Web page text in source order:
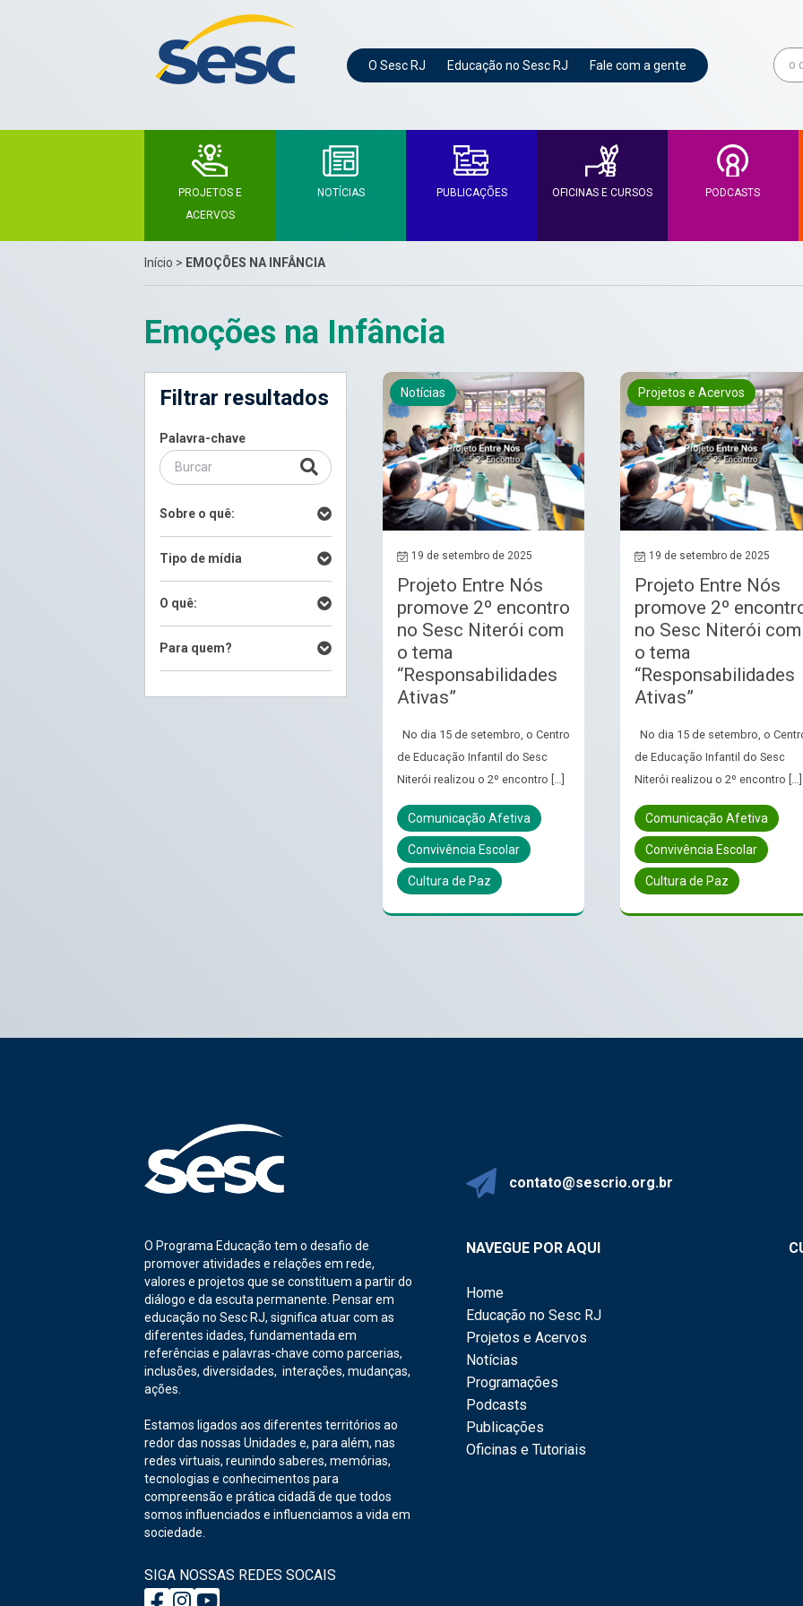
O Sesc RJ Educação no Sesc RJ Fale com a gente
PROJETOS E
ACERVOS
NOTÍCIAS PUBLICAÇÕES OFICINAS E CURSOS PODCASTS
Início > EMOÇÕES NA INFÂNCIA
Emoções na Infância
Filtrar resultados
Palavra-chave
Sobre o quê:
Tipo de mídia
O quê:
Para quem?
Notícias
19 de setembro de 2025
Projeto Entre Nós
promove 2º encontro
no Sesc Niterói com
o tema
“Responsabilidades
Ativas”
No dia 15 de setembro, o Centro
de Educação Infantil do Sesc
Niterói realizou o 2º encontro […]
Comunicação Afetiva
Convivência Escolar
Cultura de Paz
Projetos e Acervos
19 de setembro de 2025
Projeto Entre Nós
promove 2º
no Sesc Niterói com
o tema
“Responsabilidades
Ativas”
No dia 15 de setembro, o
de Educação Infantil do Sesc
Niterói realizou o 2º encontro […]
Comunicação Afetiva
Convivência Escolar
Cultura de Paz
contato@sescrio.org.br
O Programa Educação tem o desafio de
promover atividades e relações em rede,
valores e projetos que se constituem a partir do
diálogo e da escuta permanente. Pensar em
educação no Sesc RJ, significa atuar com as
diferentes idades, fundamentada em
referências e palavras-chave como parcerias,
inclusões, diversidades, interações, mudanças,
ações.
Estamos ligados aos diferentes territórios ao
redor das nossas Unidades e, para além, nas
redes virtuais, reunindo saberes, memórias,
tecnologias e conhecimentos para
compreensão e prática cidadã de que todos
somos influenciados e influenciamos a vida em
sociedade.
SIGA NOSSAS REDES SOCAIS
NAVEGUE POR AQUI
Home
Educação no Sesc RJ
Projetos e Acervos
Notícias
Programações
Podcasts
Publicações
Oficinas e Tutoriais